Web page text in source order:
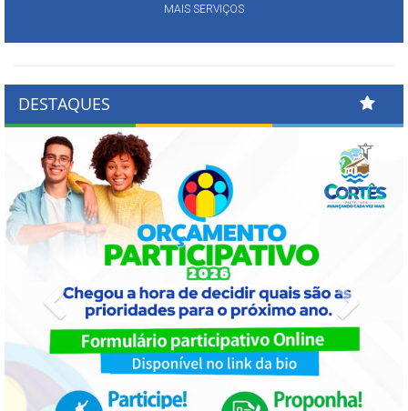
MAIS SERVIÇOS
DESTAQUES
Previous